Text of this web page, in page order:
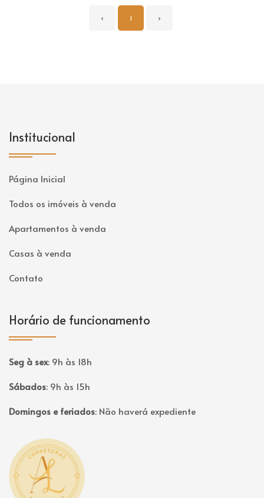
‹ 1 ›
Institucional
Página Inicial
Todos os imóveis à venda
Apartamentos à venda
Casas à venda
Contato
Horário de funcionamento
Seg à sex: 9h às 18h
Sábados: 9h às 15h
Domingos e feriados: Não haverá expediente
Página inicial